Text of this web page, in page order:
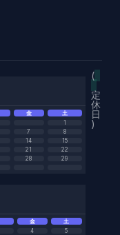
金
土
1
7
8
14
15
21
22
28
29
金
土
4
5
(
定
休
日
)